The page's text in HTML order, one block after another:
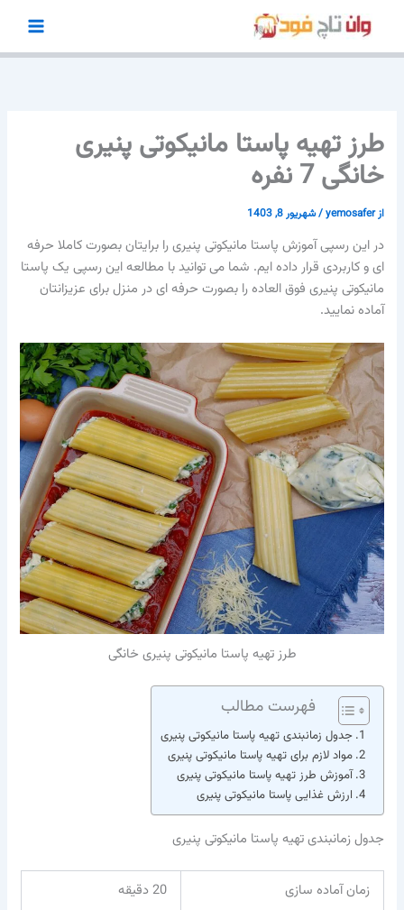
محتوا
طرز تهیه پاستا مانیکوتی پنیری
خانگی 7 نفره
ازyemosafer
/شهریور 8, 1403
در این رسپی آموزش پاستا مانیکوتی پنیری را برایتان بصورت کاملا حرفه
ای و کاربردی قرار داده ایم. شما می توانید با مطالعه این رسپی یک پاستا
مانیکوتی پنیری فوق العاده را بصورت حرفه ای در منزل برای عزیزانتان
آماده نمایید.
طرز تهیه پاستا مانیکوتی پنیری خانگی
فهرست مطالب
جدول زمانبندی تهیه پاستا مانیکوتی پنیری
مواد لازم برای تهیه پاستا مانیکوتی پنیری
آموزش طرز تهیه پاستا مانیکوتی پنیری
ارزش غذایی پاستا مانیکوتی پنیری
جدول زمانبندی تهیه پاستا مانیکوتی پنیری
زمان آماده سازی
20 دقیقه